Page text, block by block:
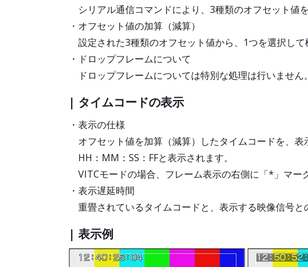
シリアル通信コマンドにより、3種類のオフセット値
・オフセット値の加算（減算）
設定された3種類のオフセット値から、1つを選択して
・ドロップフレームについて
ドロップフレームについては特別な処理は行いません。
| タイムコードの表示
・表示の仕様
オフセット値を加算（減算）したタイムコードを、
HH：MM：SS：FFと表示されます。
VITCモードの場合、フレーム表示の右側に「*」マー
・表示遅延時間
重畳されているタイムコードと、表示する映像信号と
| 表示例